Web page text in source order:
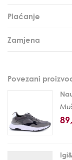
Plaćanje
Zamjena
Povezani